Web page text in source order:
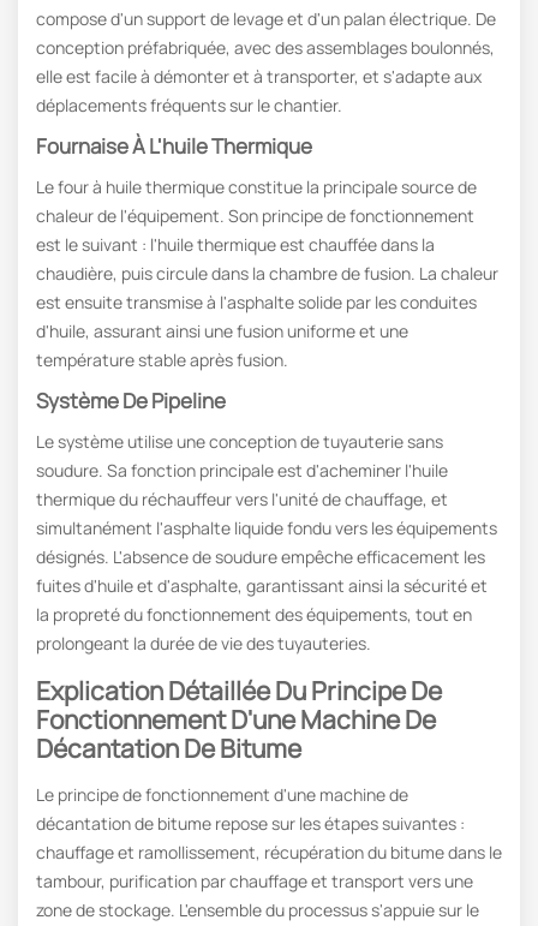
compose d'un support de levage et d'un palan électrique. De
conception préfabriquée, avec des assemblages boulonnés,
elle est facile à démonter et à transporter, et s'adapte aux
déplacements fréquents sur le chantier.
Fournaise À L'huile Thermique
Le four à huile thermique constitue la principale source de
chaleur de l'équipement. Son principe de fonctionnement
est le suivant : l'huile thermique est chauffée dans la
chaudière, puis circule dans la chambre de fusion. La chaleur
est ensuite transmise à l'asphalte solide par les conduites
d'huile, assurant ainsi une fusion uniforme et une
température stable après fusion.
Système De Pipeline
Le système utilise une conception de tuyauterie sans
soudure. Sa fonction principale est d'acheminer l'huile
thermique du réchauffeur vers l'unité de chauffage, et
simultanément l'asphalte liquide fondu vers les équipements
désignés. L'absence de soudure empêche efficacement les
fuites d'huile et d'asphalte, garantissant ainsi la sécurité et
la propreté du fonctionnement des équipements, tout en
prolongeant la durée de vie des tuyauteries.
Explication Détaillée Du Principe De
Fonctionnement D'une Machine De
Décantation De Bitume
Le principe de fonctionnement d'une machine de
décantation de bitume repose sur les étapes suivantes :
chauffage et ramollissement, récupération du bitume dans le
tambour, purification par chauffage et transport vers une
zone de stockage. L'ensemble du processus s'appuie sur le